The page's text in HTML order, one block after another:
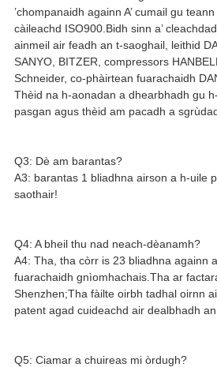
’chompanaidh againn A’ cumail gu
càileachd ISO900.Bidh sinn a’
ainmeil air feadh an t-saoghail, leithid
SANYO, BITZER, compressors
Schneider, co-phàirtean fuarachaidh
Thèid na h-aonadan a dhearbhadh gu
pasgan agus thèid am pacadh a
Q3: Dè am barantas?
A3: barantas 1 bliadhna airson a h-uile
saothair!
Q4: A bheil thu nad neach-dèanamh?
A4: Tha, tha còrr is 23 bliadhna againn
fuarachaidh gnìomhachais.Tha ar
Shenzhen;Tha fàilte oirbh tadhal oirnn
patent agad cuideachd air dealbhadh
Q5: Ciamar a chuireas mi òrdugh?